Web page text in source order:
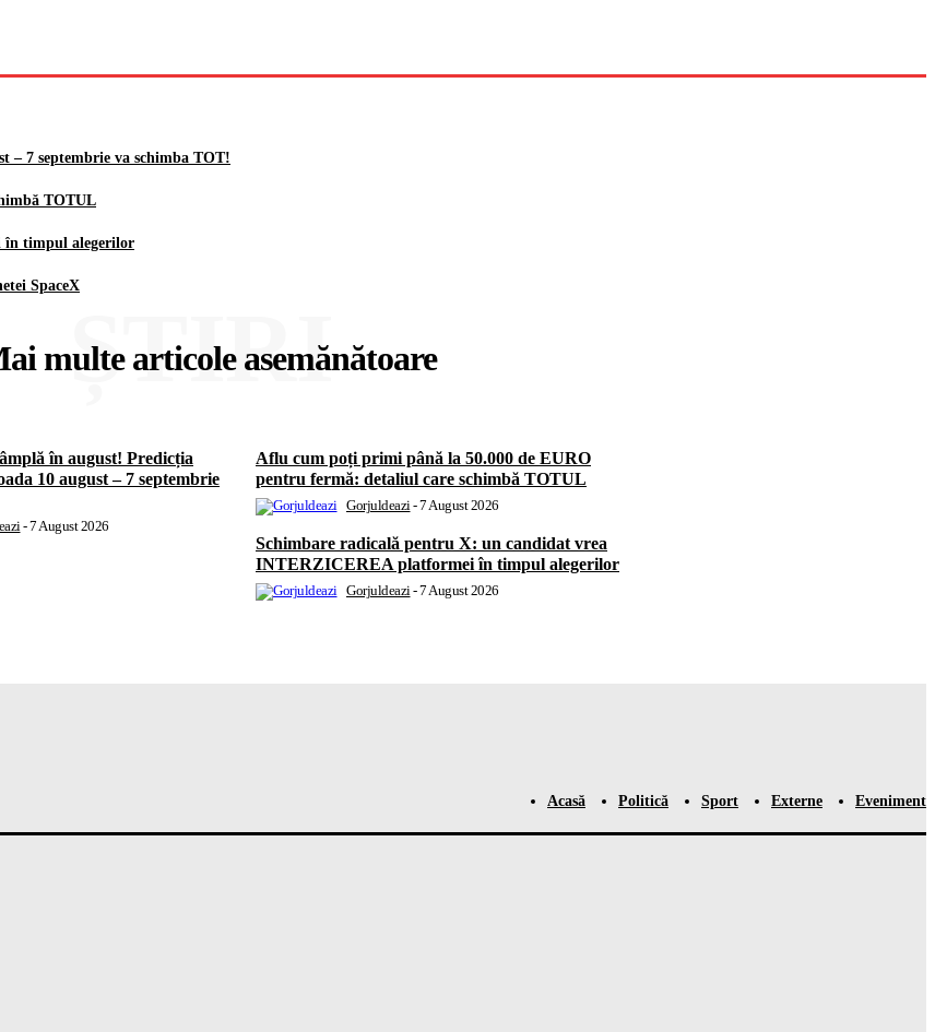
– 7 septembrie va schimba TOT!
TOTUL
în timpul alegerilor
SpaceX
multe articole asemănătoare
ȘTIRI
în august! Predicția
10 august – 7 septembrie
-7 August 2026
Aflu cum poți primi până la 50.000 de EURO
pentru fermă: detaliul care schimbă TOTUL
Gorjuldeazi -7 August 2026
Schimbare radicală pentru X: un candidat vrea
INTERZICEREA platformei în timpul alegerilor
Gorjuldeazi -7 August 2026
Acasă Politică Sport Externe Eveniment